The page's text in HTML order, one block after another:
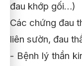
đau khớp gối…)
Các chứng đau
liên sườn, đau
- Bệnh lý thần